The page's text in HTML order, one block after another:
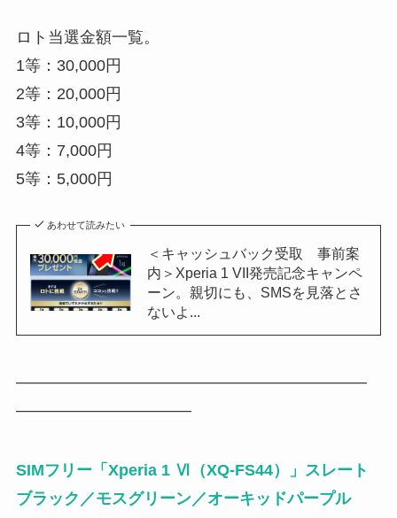
ロト当選金額一覧。
1等：30,000円
2等：20,000円
3等：10,000円
4等：7,000円
5等：5,000円
あわせて読みたい
＜キャッシュバック受取 事前案
内＞Xperia 1 VII発売記念キャンペ
ーン。親切にも、SMSを見落とさ
ないよ...
——————————————————————
———————————
SIMフリー「Xperia 1 Ⅵ（XQ-FS44）」スレート
ブラック／モスグリーン／オーキッドパープル